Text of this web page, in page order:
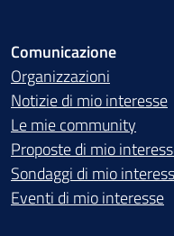
Comunicazione
Organizzazioni
Notizie di mio interesse
Le mie community
Proposte di mio
Sondaggi di mio
Eventi di mio interesse